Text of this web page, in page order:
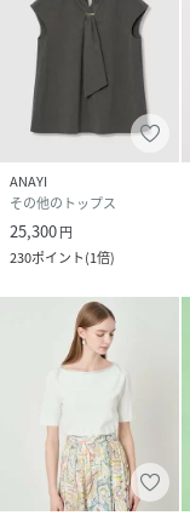
ANAYI
その他のトップス
25,300円
230ポイント(1倍)